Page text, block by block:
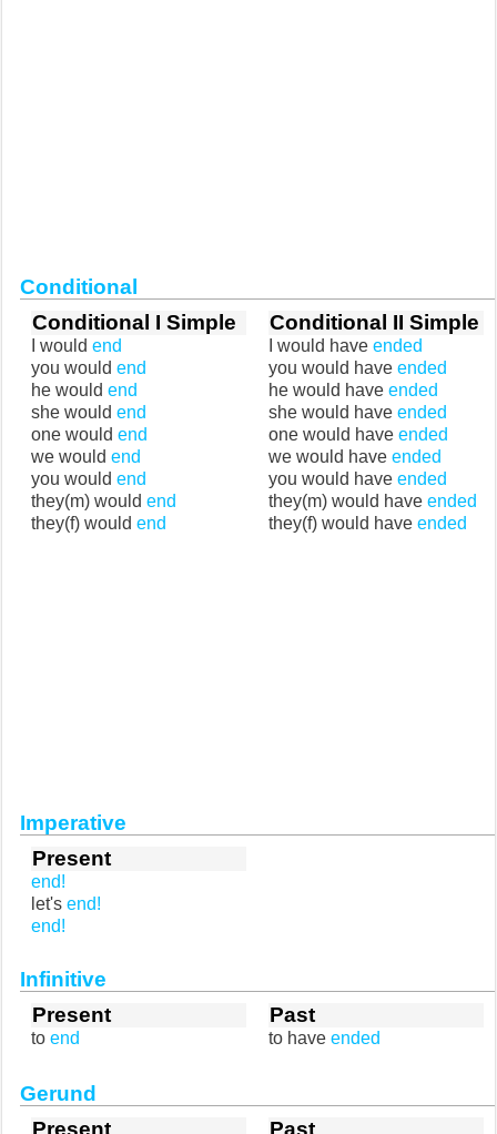
Conditional
Conditional I Simple
I would end
you would end
he would end
she would end
one would end
we would end
you would end
they(m) would end
they(f) would end
Conditional II Simple
I would have ended
you would have ended
he would have ended
she would have ended
one would have ended
we would have ended
you would have ended
they(m) would have ended
they(f) would have ended
Imperative
Present
end!
let's end!
end!
Infinitive
Present
to end
Past
to have ended
Gerund
Present
Past